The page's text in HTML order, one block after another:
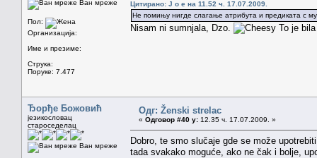
Ван мреже
Пол:
Организација:
Име и презиме:
Струка:
Поруке: 7.477
Цитирано: J o e на 11.52 ч. 17.07.2009.
Не помињу нигде слагање атрибута и предиката с
Nisam ni sumnjala, Dzo. To je
Ђорђе Божовић
језикословац
староседелац
Ван мреже
Одг: Ženski strelac
« Одговор #40 у: 12.35 ч. 17.07.2009. »
Dobro, te smo slučaje gde se može
tada svakako moguće, ako ne čak i bolje,